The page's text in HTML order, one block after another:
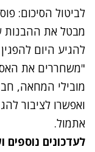
לביטול הסיכום:
מבטל את ההבנות
להגיע היום
"משחררים את
מובילי המחאה,
ואפשרו לציבור
אתמול.
לעדכונים נוספים